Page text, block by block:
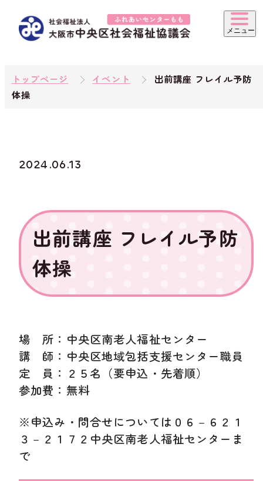
トップページ イベント
出前講座 フレイル予防
体操
2024.06.13
出前講座 フレイル予防
体操
場 所：中央区南老人福祉センター
講 師：中央区地域包括支援センター職員
定 員：２５名（要申込・先着順）
参加費：無料
※ 申込み・問合せについては０６－６２１
３－２１７２中央区南老人福祉センターま
で